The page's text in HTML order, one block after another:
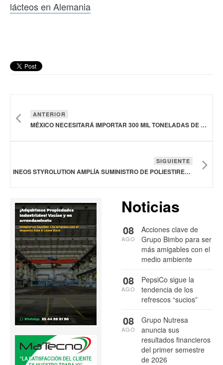
lácteos en Alemania
ANTERIOR
MÉXICO NECESITARÁ IMPORTAR 300 MIL TONELADAS DE CARNE DE VACUNO Y 1.6 MILLONES DE PORCINO EN 2026: USDA
SIGUIENTE
INEOS STYROLUTION AMPLÍA SUMINISTRO DE POLIESTIRENO RECICLADO PARA ENVASES DE PRODUCTOS LÁCTEOS EN ALEMANIA
Noticias
Acciones clave de
Grupo Bimbo para ser
más amigables con el
medio ambiente
08
AGO
PepsiCo sigue la
tendencia de los
refrescos “sucios”
08
AGO
Grupo Nutresa
anuncia sus
resultados financieros
del primer semestre
de 2026
08
AGO